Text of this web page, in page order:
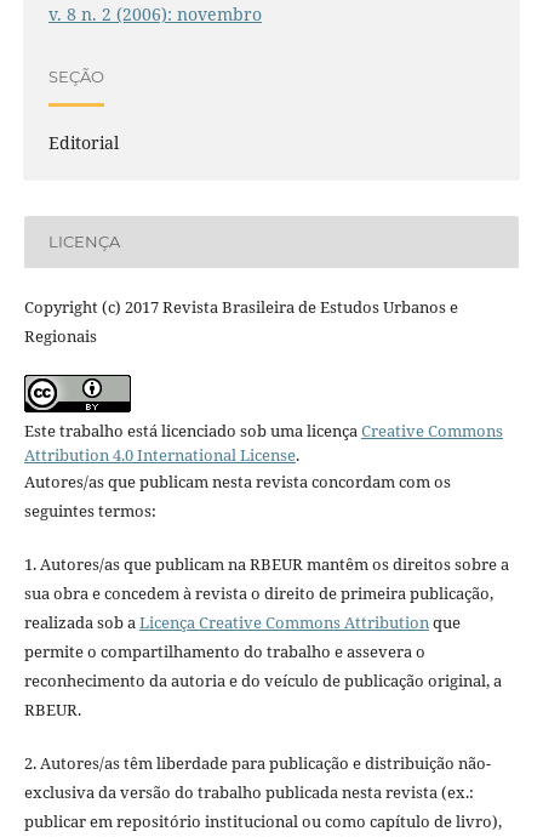
v. 8 n. 2 (2006): novembro
SEÇÃO
Editorial
LICENÇA
Copyright (c) 2017 Revista Brasileira de Estudos Urbanos e
Regionais
Este trabalho está licenciado sob uma licençaCreative Commons
Attribution 4.0 International License.
Autores/as que publicam nesta revista concordam com os
seguintes termos:
1. Autores/as que publicam na RBEUR mantêm os direitos sobre a
sua obra e concedem à revista o direito de primeira publicação,
realizada sob aLicença Creative Commons Attributionque
permite o compartilhamento do trabalho e assevera o
reconhecimento da autoria e do veículo de publicação original, a
RBEUR.
2. Autores/as têm liberdade para publicação e distribuição não-
exclusiva da versão do trabalho publicada nesta revista (ex.:
publicar em repositório institucional ou como capítulo de livro),